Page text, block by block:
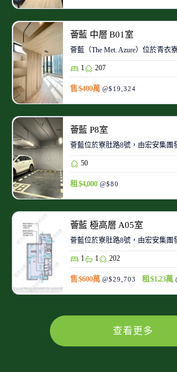
薈藍 中層 B01室
薈藍（The Met. Azure）位於青
1 207
售 $400萬 @$19,324
薈藍 P8室
薈藍位於寮肚路8號，由宏安集團
50
租 $4,000 @$80
薈藍 極高層 A05室
薈藍位於寮肚路8號，由宏安集團
1 1 202
售 $600萬 @$29,703 租 $1.23萬
查看更多